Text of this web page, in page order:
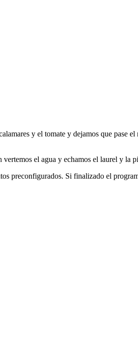
y el tomate y dejamos que pase
el agua y echamos el laurel y la
preconfigurados. Si finalizado el